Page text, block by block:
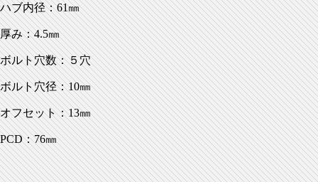
ハブ内径：61㎜
厚み：4.5㎜
ボルト穴数：５穴
ボルト穴径：10㎜
オフセット：13㎜
PCD：76㎜